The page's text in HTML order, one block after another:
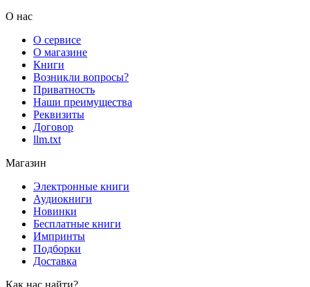
О нас
О сервисе
О магазине
Книги
Возникли вопросы?
Приватность
Наши преимущества
Реквизиты
Договор
llm.txt
Магазин
Электронные книги
Аудиокниги
Новинки
Бесплатные книги
Импринты
Подборки
Доставка
Как нас найти?